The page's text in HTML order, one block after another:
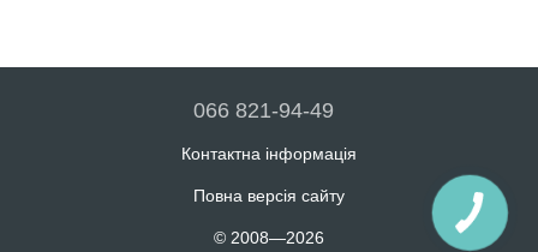
066 821-94-49
Контактна інформація
Повна версія сайту
© 2008—2026